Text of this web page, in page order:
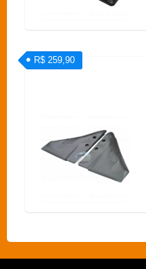
R$ 259,90